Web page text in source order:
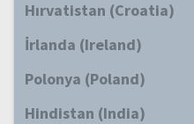
Hırvatistan (Croatia)
İrlanda (Ireland)
Polonya (Poland)
Hindistan (India)